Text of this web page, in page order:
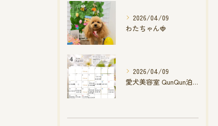
2026/04/09
わたちゃん🍓
2026/04/09
愛犬美容室 QunQun泊店 4月空き状況です